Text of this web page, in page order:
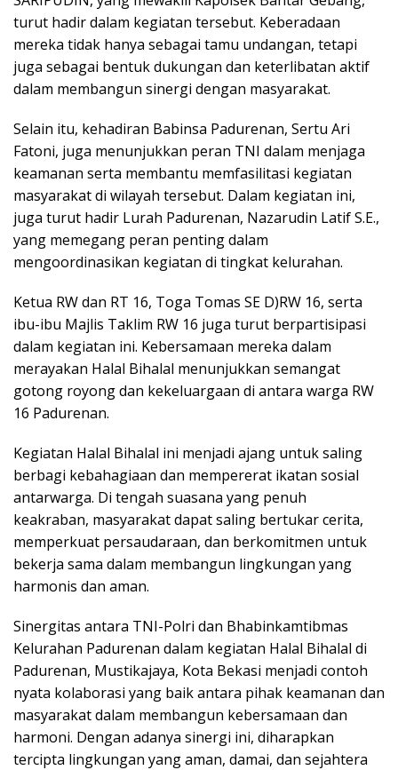
turut hadir dalam kegiatan tersebut. Keberadaan
mereka tidak hanya sebagai tamu undangan, tetapi
juga sebagai bentuk dukungan dan keterlibatan aktif
dalam membangun sinergi dengan masyarakat.
Selain itu, kehadiran Babinsa Padurenan, Sertu Ari
Fatoni, juga menunjukkan peran TNI dalam menjaga
keamanan serta membantu memfasilitasi kegiatan
masyarakat di wilayah tersebut. Dalam kegiatan ini,
juga turut hadir Lurah Padurenan, Nazarudin Latif S.E.,
yang memegang peran penting dalam
mengoordinasikan kegiatan di tingkat kelurahan.
Ketua RW dan RT 16, Toga Tomas SE D)RW 16, serta
ibu-ibu Majlis Taklim RW 16 juga turut berpartisipasi
dalam kegiatan ini. Kebersamaan mereka dalam
merayakan Halal Bihalal menunjukkan semangat
gotong royong dan kekeluargaan di antara warga RW
16 Padurenan.
Kegiatan Halal Bihalal ini menjadi ajang untuk saling
berbagi kebahagiaan dan mempererat ikatan sosial
antarwarga. Di tengah suasana yang penuh
keakraban, masyarakat dapat saling bertukar cerita,
memperkuat persaudaraan, dan berkomitmen untuk
bekerja sama dalam membangun lingkungan yang
harmonis dan aman.
Sinergitas antara TNI-Polri dan Bhabinkamtibmas
Kelurahan Padurenan dalam kegiatan Halal Bihalal di
Padurenan, Mustikajaya, Kota Bekasi menjadi contoh
nyata kolaborasi yang baik antara pihak keamanan dan
masyarakat dalam membangun kebersamaan dan
harmoni. Dengan adanya sinergi ini, diharapkan
tercipta lingkungan yang aman, damai, dan sejahtera